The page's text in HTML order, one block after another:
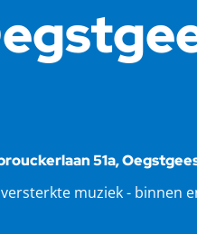
51a,
muziek - binnen